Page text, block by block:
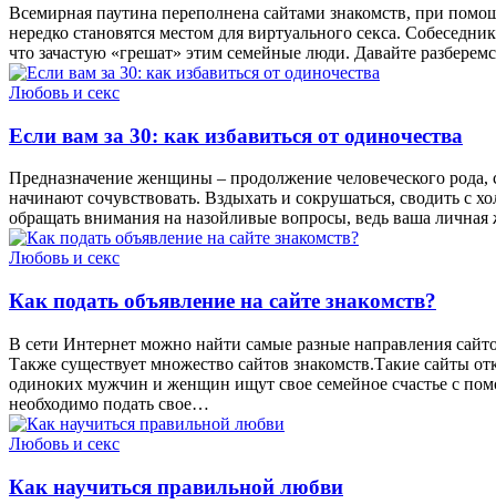
Всемирная паутина переполнена сайтами знакомств, при
нередко становятся местом для виртуального секса.
что зачастую «грешат» этим семейные люди. Давайте
Любовь и секс
Если вам за 30: как избавиться от одиночества
Предназначение женщины – продолжение человеческого рода,
начинают сочувствовать. Вздыхать и сокрушаться, сводить с
обращать внимания на назойливые вопросы, ведь ваша
Любовь и секс
Как подать объявление на сайте знакомств?
В сети Интернет можно найти самые разные направления
Также существует множество сайтов знакомств.Такие сайты
одиноких мужчин и женщин ищут свое семейное счастье с
необходимо подать свое…
Любовь и секс
Как научиться правильной любви